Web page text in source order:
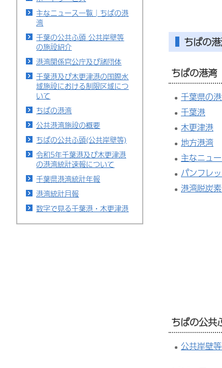
主なニュース一覧│ちばの港
湾
千葉の公共ふ頭 公共岸壁等
の施設紹介
港湾関係官公庁及び諸団体
千葉港及び木更津港の国際水
域施設における制限区域につ
いて
ちばの港湾
公共港湾施設の概要
ちばの公共ふ頭(公共岸壁等)
令和5年千葉港及び木更津港
の港湾統計速報について
千葉県港湾統計年報
港湾統計月報
数字で見る千葉港・木更津港
ちばの
ちばの港湾
千葉県の
千葉港
木更津港
地方港湾
主なニュ
パンフレ
港湾脱炭
ちばの公共
公共岸壁